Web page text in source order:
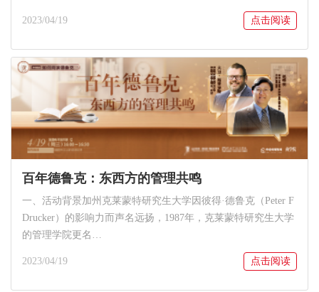
2023/04/19 点击阅读
百年德鲁克：东西方的管理共鸣
一、活动背景加州克莱蒙特研究生大学因彼得·德鲁克（Peter F
Drucker）的影响力而声名远扬，1987年，克莱蒙特研究生大学
的管理学院更名…
2023/04/19 点击阅读